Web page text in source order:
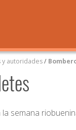
y autoridades/
semana